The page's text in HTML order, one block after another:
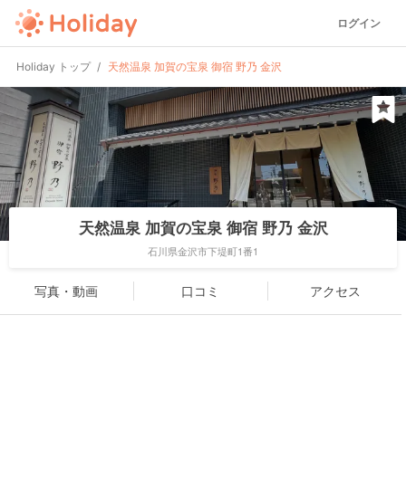
ログイン
Holiday トップ 天然温泉 加賀の宝泉 御宿 野乃 金沢
天然温泉 加賀の宝泉 御宿 野乃 金沢
石川県金沢市下堤町1番1
写真・動画 口コミ アクセス